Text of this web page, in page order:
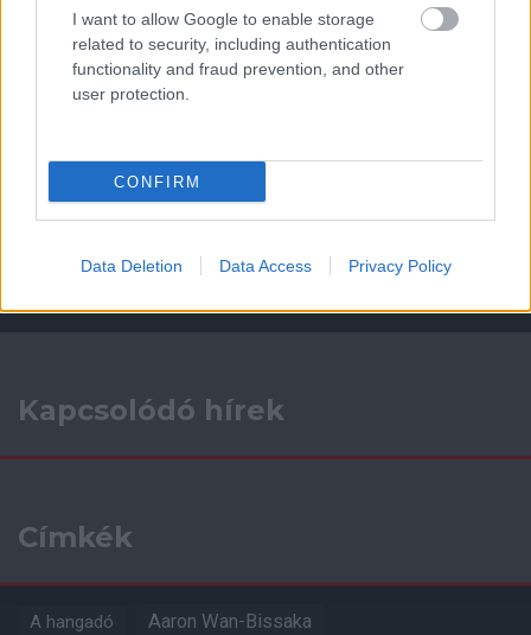
I want to allow Google to enable storage
related to security, including authentication
functionality and fraud prevention, and other
user protection.
CONFIRM
Data Deletion Data Access Privacy Policy
ELŐZŐ MÉRKŐZÉSEK
Támogasd adományoddal
a ManUtdFanatics.hu működését!
Kapcsolódó hírek
Címkék
A hangadó Aaron Wan-Bissaka